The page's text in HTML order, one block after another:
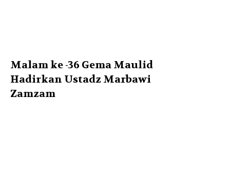
Malam ke -36 Gema Maulid
Hadirkan Ustadz Marbawi
Zamzam